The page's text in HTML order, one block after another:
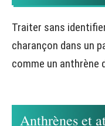
Traiter sans
charançon dans un
comme un anthrène
Anthrènes et